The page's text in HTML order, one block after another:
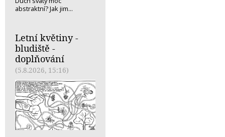
abstraktní? Jak jim...
Letní květiny -
bludiště -
doplňování
(5.8.2026, 15:16)